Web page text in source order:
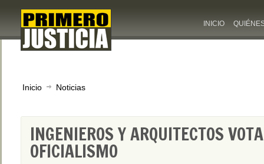
INICIO
Inicio Noticias
INGENIEROS Y ARQUITECTOS
OFICIALISMO